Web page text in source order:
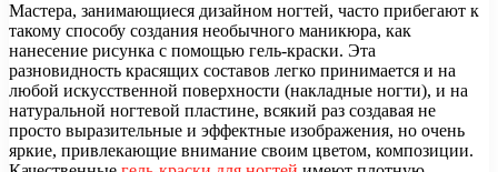
Мастера, занимающиеся дизайном ногтей, часто прибегают к
такому способу создания необычного маникюра, как
нанесение рисунка с помощью гель-краски. Эта
разновидность красящих составов легко принимается и на
любой искусственной поверхности (накладные ногти), и на
натуральной ногтевой пластине, всякий раз создавая не
просто выразительные и эффектные изображения, но очень
яркие, привлекающие внимание своим цветом, композиции.